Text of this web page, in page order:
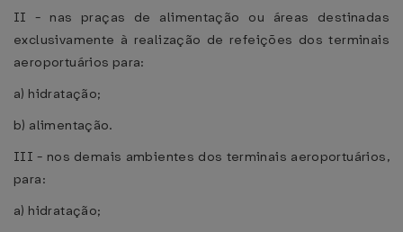
II - nas praças de alimentação ou áreas destinadas
exclusivamente à realização de refeições dos terminais
aeroportuários para:
a) hidratação;
b) alimentação.
III - nos demais ambientes dos terminais aeroportuários,
para:
a) hidratação;